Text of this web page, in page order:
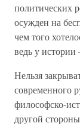
политических
осужден на
чем того
ведь у
Нельзя
современного
философско-
другой